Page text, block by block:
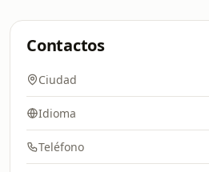
Contactos
Ciudad
Idioma
Teléfono